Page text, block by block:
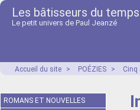
Les bâtisseurs du temps
Le petit univers de Paul Jeanzé
Accueil du site > POÉZIES > Cinq
ROMANS ET NOUVELLES